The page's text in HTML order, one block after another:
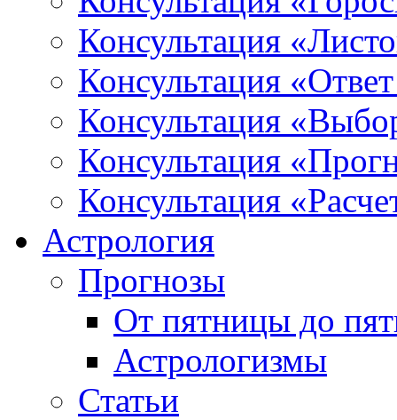
Консультация
Консультация
Консультация
Консультация
Консультация
Астрология
Прогнозы
От пятницы до
Астрологизмы
Статьи